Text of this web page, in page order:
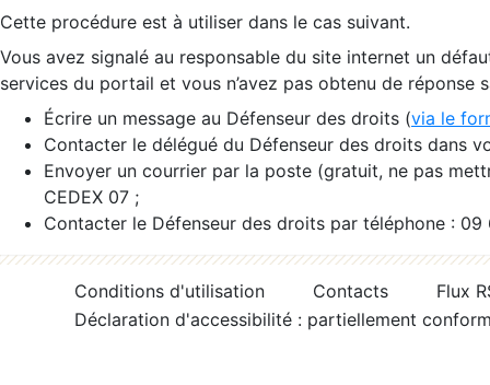
Cette procédure est à utiliser dans le cas suivant.
Vous avez signalé au responsable du site internet un
services du portail et vous n’avez pas obtenu de réponse
Écrire un message au Défenseur des droits (via le
Contacter le délégué du Défenseur des droits dans
Envoyer un courrier par la poste (gratuit, ne pas
CEDEX 07 ;
Contacter le Défenseur des droits par téléphone :
Conditions d'utilisation Contacts
Flux
Déclaration d'accessibilité : partiellement